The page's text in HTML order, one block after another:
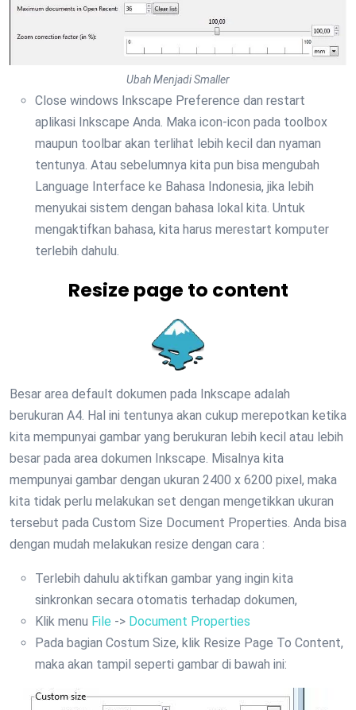
Ubah Menjadi Smaller
Close windows Inkscape Preference dan restart
aplikasi Inkscape Anda. Maka icon-icon pada toolbox
maupun toolbar akan terlihat lebih kecil dan nyaman
tentunya. Atau sebelumnya kita pun bisa mengubah
Language Interface ke Bahasa Indonesia, jika lebih
menyukai sistem dengan bahasa lokal kita. Untuk
mengaktifkan bahasa, kita harus merestart komputer
terlebih dahulu.
Resize page to content
Besar area default dokumen pada Inkscape adalah
berukuran A4. Hal ini tentunya akan cukup merepotkan ketika
kita mempunyai gambar yang berukuran lebih kecil atau lebih
besar pada area dokumen Inkscape. Misalnya kita
mempunyai gambar dengan ukuran 2400 x 6200 pixel, maka
kita tidak perlu melakukan set dengan mengetikkan ukuran
tersebut pada Custom Size Document Properties. Anda bisa
dengan mudah melakukan resize dengan cara :
Terlebih dahulu aktifkan gambar yang ingin kita
sinkronkan secara otomatis terhadap dokumen,
Klik menu File -> Document Properties
Pada bagian Costum Size, klik Resize Page To Content,
maka akan tampil seperti gambar di bawah ini: